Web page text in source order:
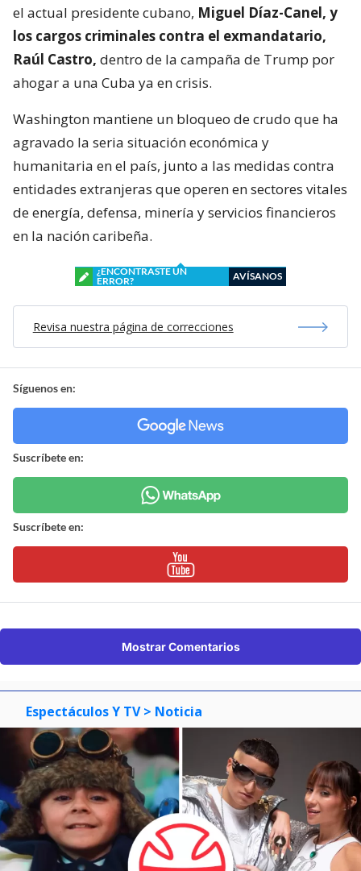
el actual presidente cubano, Miguel Díaz-Canel, y
los cargos criminales contra el exmandatario,
Raúl Castro, dentro de la campaña de Trump por
ahogar a una Cuba ya en crisis.
Washington mantiene un bloqueo de crudo que ha
agravado la seria situación económica y
humanitaria en el país, junto a las medidas contra
entidades extranjeras que operen en sectores vitales
de energía, defensa, minería y servicios financieros
en la nación caribeña.
¿ENCONTRASTE UN
ERROR?
AVÍSANOS
Revisa nuestra página de correcciones
Síguenos en:
Suscríbete en:
Suscríbete en:
Mostrar Comentarios
Espectáculos Y TV > Noticia